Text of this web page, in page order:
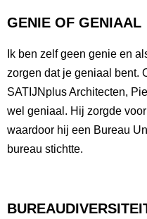
GENIE OF GENIAAL
Ik ben zelf geen genie en
zorgen dat je geniaal bent.
SATIJNplus Architecten,
wel geniaal. Hij zorgde
waardoor hij een Bureau
bureau stichtte.